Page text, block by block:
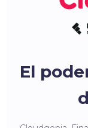
El